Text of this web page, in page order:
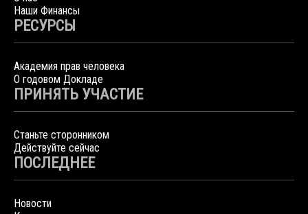
Наши Финансы
РЕСУРСЫ
Академия прав человека
О годовом Докладе
ПРИНЯТЬ УЧАСТИЕ
Станьте сторонником
Действуйте сейчас
ПОСЛЕДНЕЕ
Новости